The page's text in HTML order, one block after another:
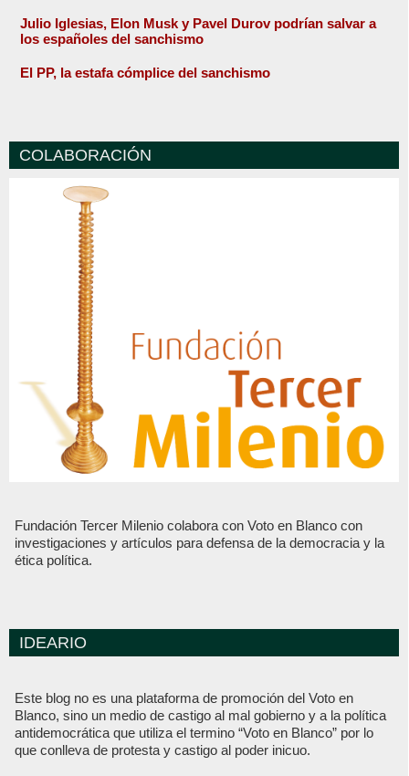
Julio Iglesias, Elon Musk y Pavel Durov podrían salvar a
los españoles del sanchismo
El PP, la estafa cómplice del sanchismo
COLABORACIÓN
Fundación Tercer Milenio colabora con Voto en Blanco con
investigaciones y artículos para defensa de la democracia y la
ética política.
IDEARIO
Este blog no es una plataforma de promoción del Voto en
Blanco, sino un medio de castigo al mal gobierno y a la política
antidemocrática que utiliza el termino “Voto en Blanco” por lo
que conlleva de protesta y castigo al poder inicuo.